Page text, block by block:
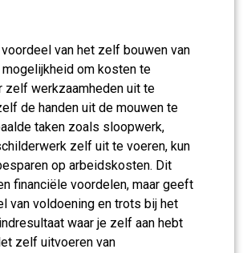
van het zelf bouwen van
om kosten te
zelf werkzaamheden uit te
de handen uit de mouwen te
taken zoals sloopwerk,
zelf uit te voeren, kun
op arbeidskosten. Dit
financiële voordelen, maar geeft
van voldoening en trots bij het
waar je zelf aan hebt
zelf uitvoeren van